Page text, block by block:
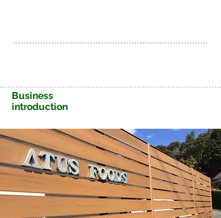
Business
introduction